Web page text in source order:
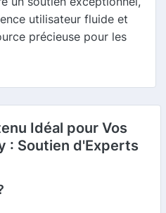
utilisateur fluide et
précieuse pour les
Idéal pour Vos
: Soutien d'Experts